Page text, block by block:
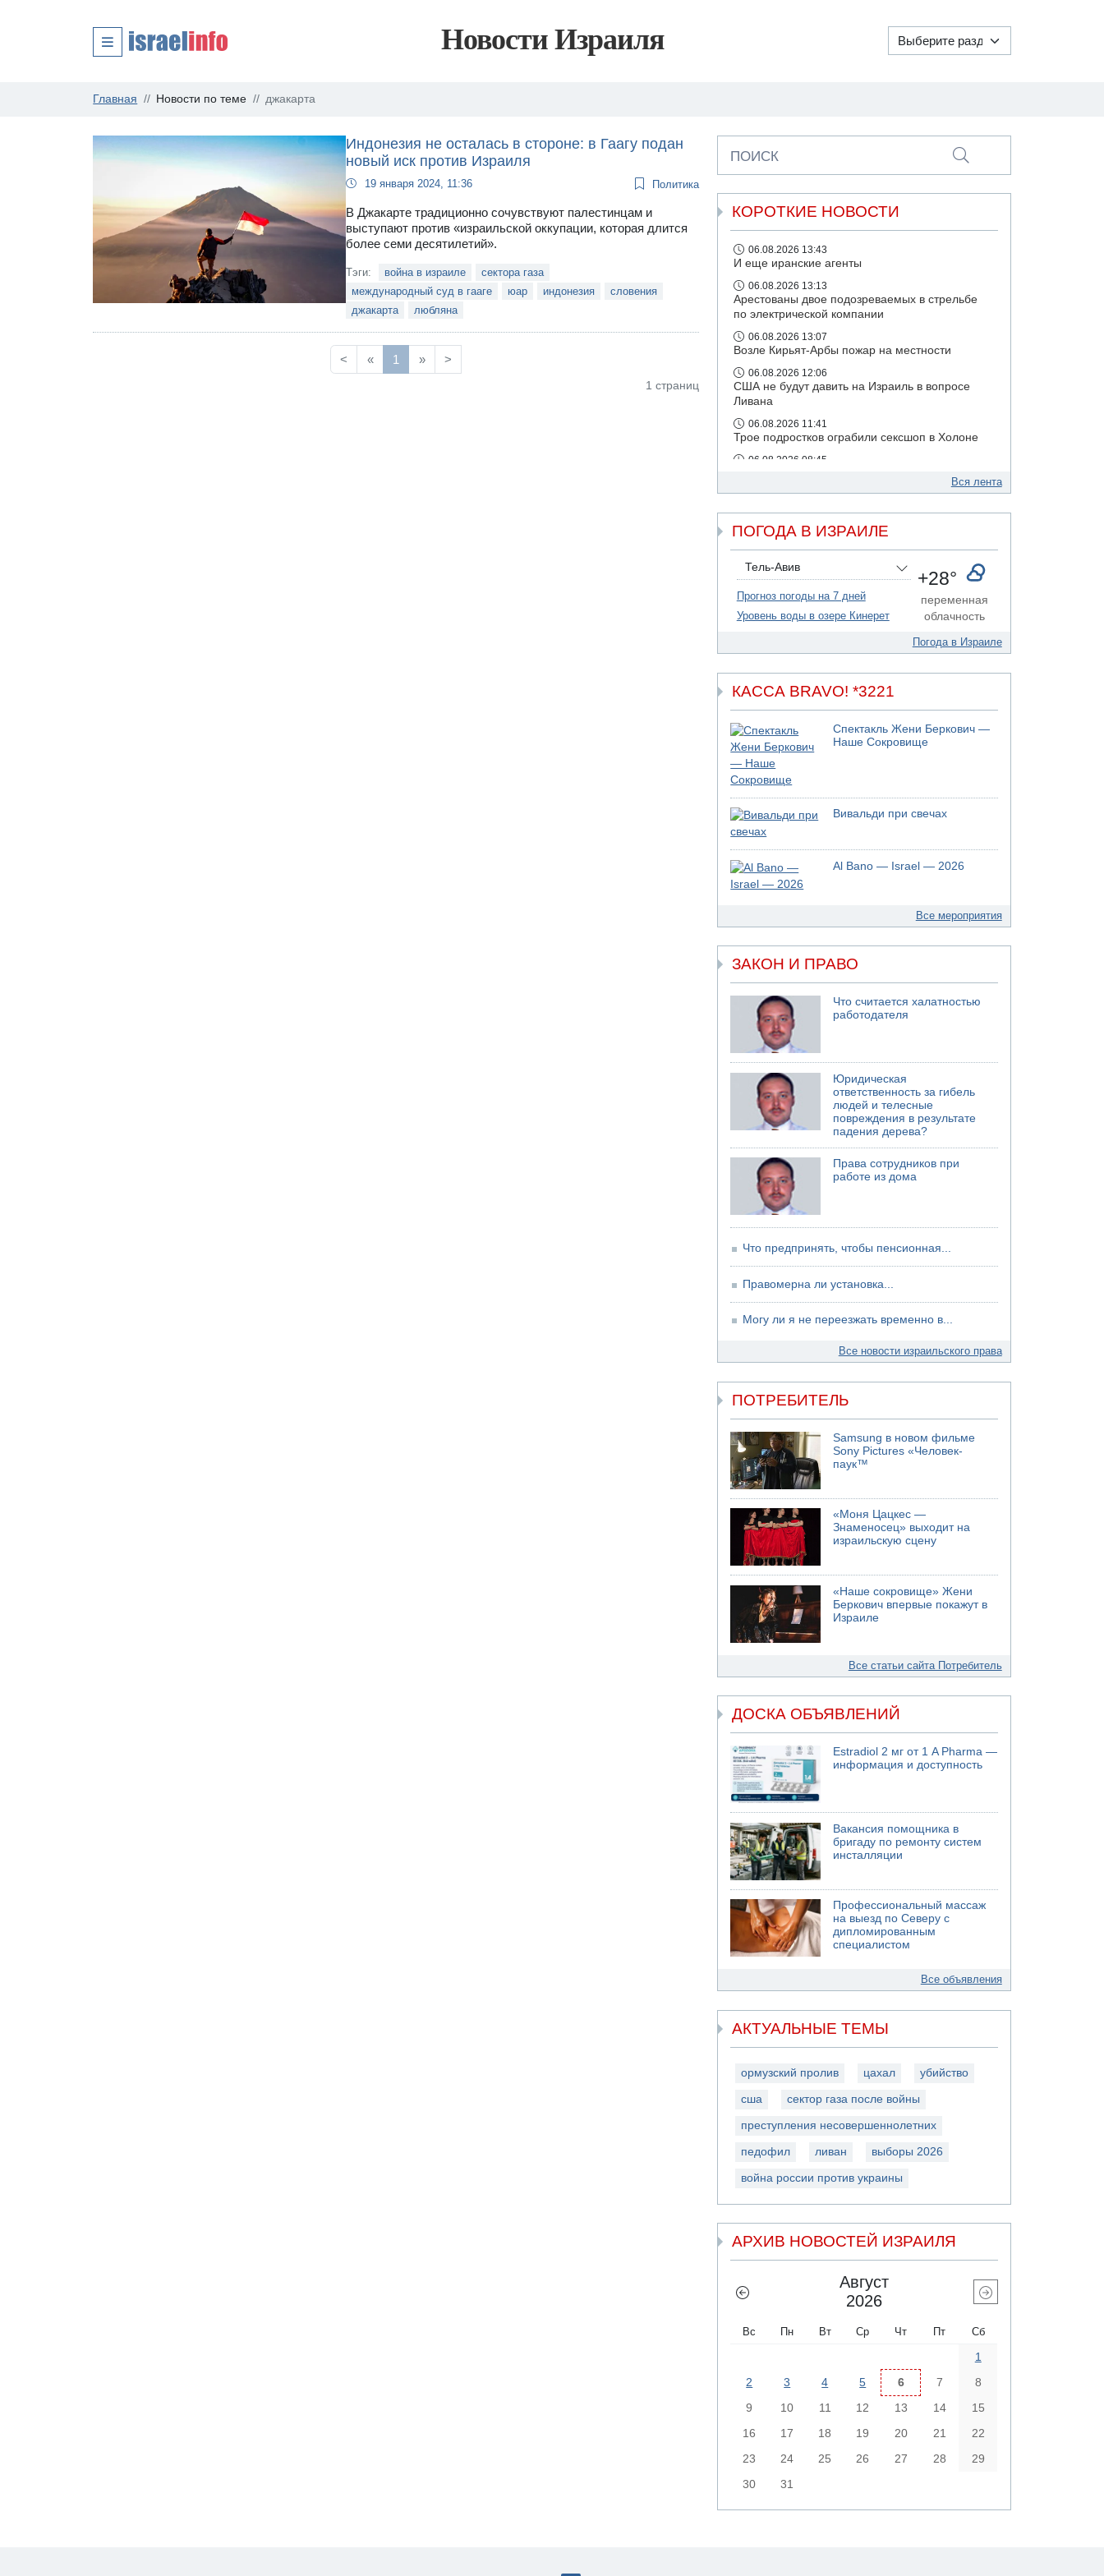
Новости Израиля
Главная Новости по теме джакарта
Индонезия не осталась в стороне: в Гаагу подан
новый иск против Израиля
19 января 2024, 11:36 Политика
В Джакарте традиционно сочувствуют палестинцам и
выступают против «израильской оккупации, которая длится
более семи десятилетий».
Тэги: война в израиле
сектора газа
международный суд в гааге
юар индонезия
словения
джакарта
любляна
< « 1 » >
1 страниц
ПОИСК
КОРОТКИЕ НОВОСТИ
06.08.2026 13:43
И еще иранские агенты
06.08.2026 13:13
Арестованы двое подозреваемых в стрельбе
по электрической компании
06.08.2026 13:07
Возле Кирьят-Арбы пожар на местности
06.08.2026 12:06
США не будут давить на Израиль в вопросе
Ливана
06.08.2026 11:41
Трое подростков ограбили сексшоп в Холоне
06.08.2026 08:45
Вся лента
ПОГОДА В ИЗРАИЛЕ
Тель-Авив
Прогноз погоды на 7 дней
Уровень воды в озере Кинерет
+28°
переменная
облачность
Погода в Израиле
КАССА BRAVO! *3221
Спектакль Жени Беркович —
Наше Сокровище
Вивальди при свечах
Al Bano — Israel — 2026
Все мероприятия
ЗАКОН И ПРАВО
Что считается халатностью
работодателя
Юридическая
ответственность за гибель
людей и телесные
повреждения в результате
падения дерева?
Права сотрудников при
работе из дома
Что предпринять, чтобы пенсионная...
Правомерна ли установка...
Могу ли я не переезжать временно в...
Все новости израильского права
ПОТРЕБИТЕЛЬ
Samsung в новом фильме
Sony Pictures «Человек-
паук™
«Моня Цацкес —
Знаменосец» выходит на
израильскую сцену
«Наше сокровище» Жени
Беркович впервые покажут в
Израиле
Все статьи сайта Потребитель
ДОСКА ОБЪЯВЛЕНИЙ
Estradiol 2 мг от 1 A Pharma —
информация и доступность
Вакансия помощника в
бригаду по ремонту систем
инсталляции
Профессиональный массаж
на выезд по Северу с
дипломированным
специалистом
Все объявления
АКТУАЛЬНЫЕ ТЕМЫ
ормузский пролив цахал убийство
сша сектор газа после войны
преступления несовершеннолетних
педофил ливан выборы 2026
война россии против украины
АРХИВ НОВОСТЕЙ ИЗРАИЛЯ
Август
2026
Вс Пн Вт Ср Чт Пт Сб
1
2
3 4 5 6 7
8
9
10 11 12 13 14
15
16
17 18 19 20 21
22
23
24 25 26 27 28
29
30
31